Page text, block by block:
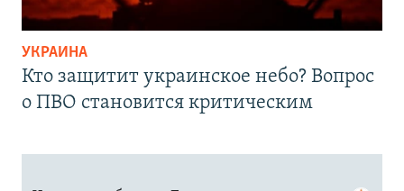
УКРАИНА
Кто защитит украинское небо? Вопрос
о ПВО становится критическим